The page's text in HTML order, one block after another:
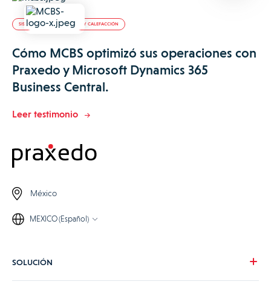
SISTEMAS DE CLIMATIZACIÓN Y CALEFACCIÓN
Cómo MCBS optimizó sus operaciones con
Praxedo y Microsoft Dynamics 365
Business Central.
Leer testimonio
México
MEXICO (Español)
SOLUCIÓN